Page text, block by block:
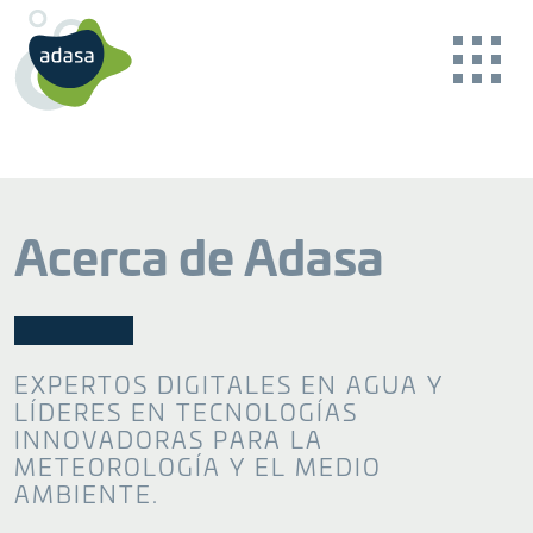
Acerca de Adasa
EXPERTOS DIGITALES EN AGUA Y
LÍDERES EN TECNOLOGÍAS
INNOVADORAS PARA LA
METEOROLOGÍA Y EL MEDIO
AMBIENTE.
BACK
Nuestro propósito
BACK
Cuenca hidrográfica
Garantizar la sostenibilidad
BACK
Garantía de un agua segura
BACK
Consultoría
Asesoramiento especializado
BACK
Noticias Reader
Casos de éxito
BACK
CONTACTO